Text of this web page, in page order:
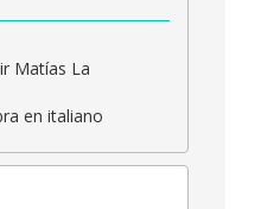
Matías La
en italiano